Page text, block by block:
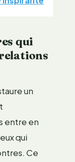
qui
un
entre en
qui
Ce